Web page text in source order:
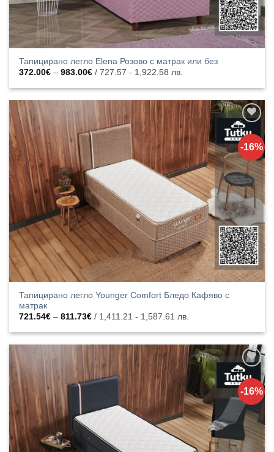
Тапицирано легло Elena Розово с матрак или без
372.00€ – 983.00€Price
372.00€
/ 727.57 - 1,922.58 лв.
-16%
Добавяне
към
списъка с
харесани
продукти
Тапицирано легло Younger Comfort Бледо Кафяво с
матрак
721.54€ – 811.73€Price
721.54€
811.73€
/ 1,411.21 - 1,587.61 лв.
-16%
Добавяне
към
списъка с
харесани
продукти